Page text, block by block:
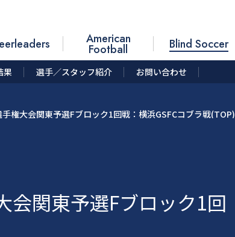
American
Football Blind Soccer
果 選手／スタッフ紹介 お問い合わせ
権大会関東予選Fブロック1回戦：横浜GSFCコブラ戦(TOP)
会関東予選Fブロック1回